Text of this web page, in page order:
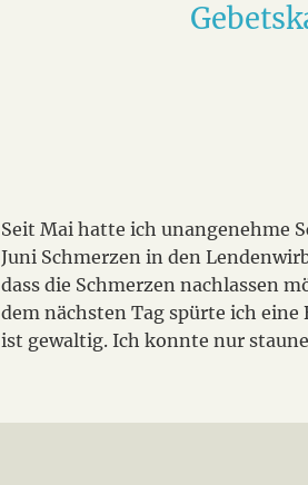
Seit Mai hatte ich unangenehme
Juni Schmerzen in den
dass die Schmerzen nachlassen
dem nächsten Tag spürte ich eine
ist gewaltig. Ich konnte nur